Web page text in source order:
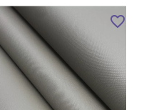
favorite_border